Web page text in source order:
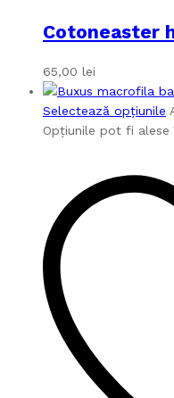
Cotoneaster
65,00 lei
Selectează opțiunile
Opțiunile pot fi alese